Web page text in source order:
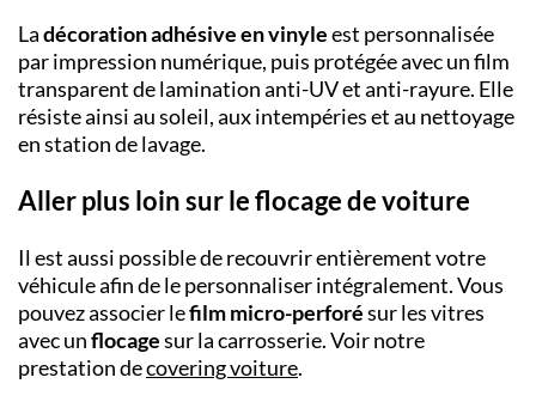
Ladécoration adhésive en vinyleest personnalisée
par impression numérique, puis protégée avec un film
transparent de lamination anti-UV et anti-rayure. Elle
résiste ainsi au soleil, aux intempéries et au nettoyage
en station de lavage.
Aller plus loin sur le flocage de voiture
Il est aussi possible de recouvrir entièrement votre
véhicule afin de le personnaliser intégralement. Vous
pouvez associer lefilm micro-perforésur les vitres
avec unflocagesur la carrosserie. Voir notre
prestation decovering voiture.